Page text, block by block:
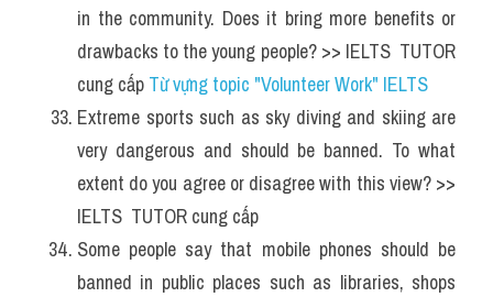
in the community. Does it bring more benefits or
drawbacks to the young people? >> IELTS  TUTOR
cung cấp Từ vựng topic "Volunteer Work" IELTS
Extreme sports such as sky diving and skiing are
very dangerous and should be banned. To what
extent do you agree or disagree with this view? >>
IELTS  TUTOR cung cấp
Some people say that mobile phones should be
banned in public places such as libraries, shops